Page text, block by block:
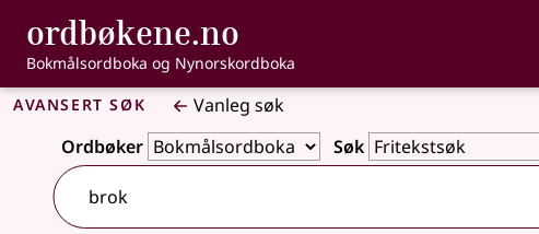
Gå til hovudinnhald
Tilgjenge
ordbøkene.no , Bokmålsordboka
Bokmålsordboka og Nynorskordboka
Avansert søk
Vanleg søk
Ordbøker
Søk